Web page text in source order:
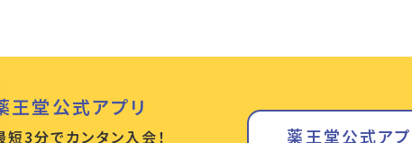
王堂公式アプリ
短3分でカンタン入会！
薬王堂公式ア